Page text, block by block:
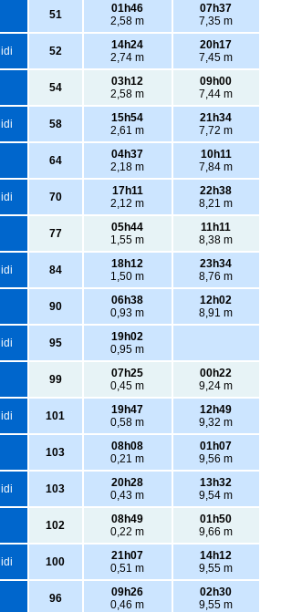
51
01h46
2,58 m
07h37
7,35 m
52
14h24
2,74 m
20h17
7,45 m
54
03h12
2,58 m
09h00
7,44 m
58
15h54
2,61 m
21h34
7,72 m
64
04h37
2,18 m
10h11
7,84 m
70
17h11
2,12 m
22h38
8,21 m
77
05h44
1,55 m
11h11
8,38 m
84
18h12
1,50 m
23h34
8,76 m
90
06h38
0,93 m
12h02
8,91 m
95
19h02
0,95 m
99
07h25
0,45 m
00h22
9,24 m
101
19h47
0,58 m
12h49
9,32 m
103
08h08
0,21 m
01h07
9,56 m
103
20h28
0,43 m
13h32
9,54 m
102
08h49
0,22 m
01h50
9,66 m
100
21h07
0,51 m
14h12
9,55 m
96
09h26
0,46 m
02h30
9,55 m